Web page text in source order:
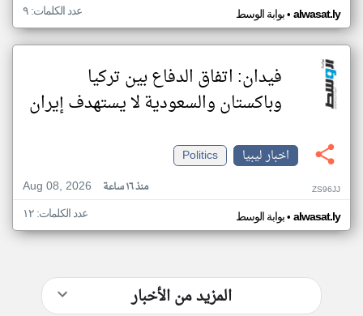
بوابة الوسط• alwasat.ly عدد الكلمات: ٩
فيدان: اتفاق الدفاع بين تركيا
وباكستان والسعودية لا يستهدف إيران
اخبار ليبيا
Politics
Aug 08, 2026
منذ ١٦ ساعة ZS96JJ
بوابة الوسط• alwasat.ly عدد الكلمات: ١٢
المزيد من الأخبار